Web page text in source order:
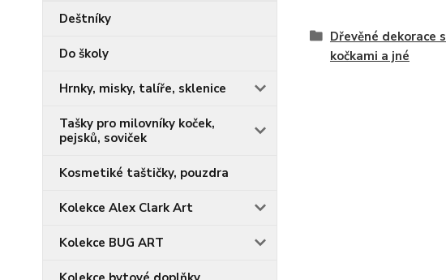
Deštníky
Do školy
Hrnky, misky, talíře, sklenice
Tašky pro milovníky koček,
pejsků, soviček
Kosmetiké taštičky, pouzdra
Kolekce Alex Clark Art
Kolekce BUG ART
Dřevěné dekorace s
kočkami a jné